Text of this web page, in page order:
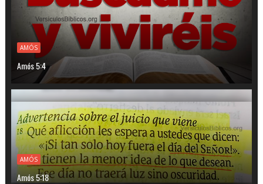
AMÓS
Amós 5:4
AMÓS
Amós 5:18